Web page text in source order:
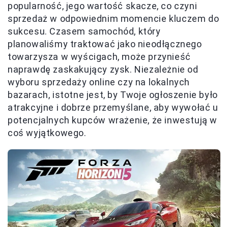
popularność, jego wartość skacze, co czyni
sprzedaż w odpowiednim momencie kluczem do
sukcesu. Czasem samochód, który
planowaliśmy traktować jako nieodłącznego
towarzysza w wyścigach, może przynieść
naprawdę zaskakujący zysk. Niezależnie od
wyboru sprzedaży online czy na lokalnych
bazarach, istotne jest, by Twoje ogłoszenie było
atrakcyjne i dobrze przemyślane, aby wywołać u
potencjalnych kupców wrażenie, że inwestują w
coś wyjątkowego.